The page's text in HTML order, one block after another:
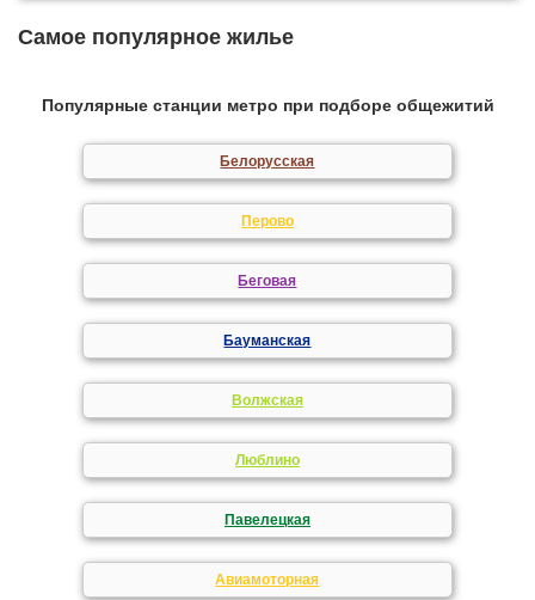
Самое популярное жилье
Популярные станции метро при подборе общежитий
Белорусская
Перово
Беговая
Бауманская
Волжская
Люблино
Павелецкая
Авиамоторная